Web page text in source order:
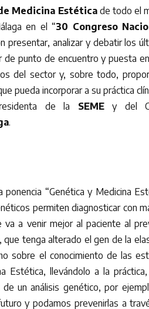
Medicina Estéticade todo el
en el “30 Congreso
analizar y debatir los
de punto de encuentro y puesta
del sector y, sobre todo,
pueda incorporar a su práctica
de la SEMEy del
.
“Genética y Medicina
permiten diagnosticar con
a venir mejor al paciente al
tenga alterado el gen de la
sobre el conocimiento de las
Estética, llevándolo a la
un análisis genético, por
y podamos prevenirlas a